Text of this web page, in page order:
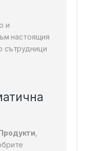
и
настоящия
сътрудници